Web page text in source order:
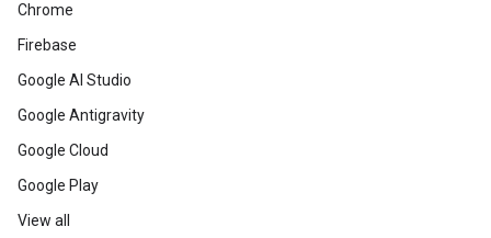
Chrome
Firebase
Google AI Studio
Google Antigravity
Google Cloud
Google Play
View all